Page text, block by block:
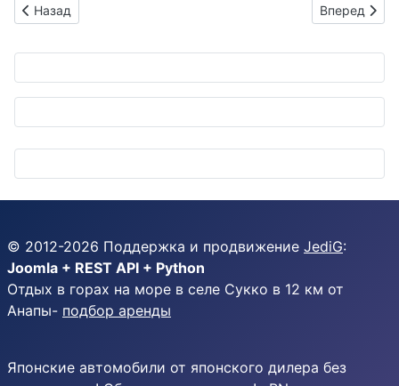
Предыдущий: Классические кэй-кары собрались на 9-й
Назад Следующий:
Вперед
© 2012-2026 Поддержка и продвижение JediG:
Joomla + REST API + Python
Отдых в горах на море в селе Сукко в 12 км от
Анапы- подбор аренды
Японские автомобили от японского дилера без